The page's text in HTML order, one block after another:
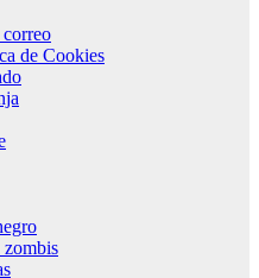
de Cookies
zombis